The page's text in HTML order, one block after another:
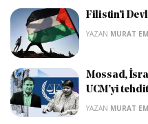
Filistin’i
YAZAN MURAT
Mossad,
UCM’yi
YAZAN MURAT